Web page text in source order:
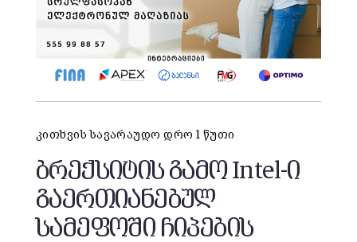
კითხვის სავარაუდო დრო 1 წუთი
ბრექსიტის გამო Intel-ი
გაერთიანებულ
სამეფოში ჩიპების